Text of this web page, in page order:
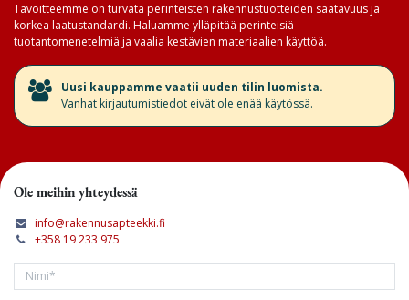
Tavoitteemme on turvata perinteisten rakennustuotteiden saatavuus ja
korkea laatustandardi. Haluamme ylläpitää perinteisiä
tuotantomenetelmiä ja vaalia kestävien materiaalien käyttöä.
​Uusi kauppamme vaatii uuden tilin luomista.
Vanhat kirjautumistiedot eivät ole enää käytössä.
Ole meihin yhteydessä
info@rakennusapteekki.fi
+358 19 233 975